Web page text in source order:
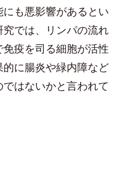
も悪影響があるとい
究では、リンパの流れ
疫を司る細胞が活性
に腸炎や緑内障など
はないかと言われて